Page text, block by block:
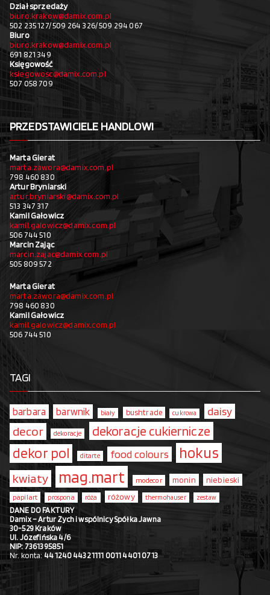
Dział sprzedaży
biuro.krakow@damix.com.pl
502 235 127/ 509 264 326/ 509 294 067
Biuro
biuro.krakow@damix.com.pl
691 821 349
Księgowość
ksiegowosc@damix.com.pl
507 058 709
PRZEDSTAWICIELE HANDLOWI
Marta Gierat
marta.zawora@damix.com.pl
798 460 830
Artur Bryniarski
artur.bryniarski@damix.com.pl
513 347 317
Kamil Gałowicz
kamil.galowicz@damix.com.pl
506 744 510
Marcin Zając
marcin.zajac@damix.com.pl
505 809 572
Marta Gierat
marta.zawora@damix.com.pl
798 460 830
Kamil Gałowicz
kamil.galowicz@damix.com.pl
506 744 510
TAGI
barbara barwnik biały bushtrade cukrowa daisy
decor dekoracje dekoracje cukiernicze
dekor pol ditarte food colours hokus
kwiaty mag.mart modecor monin niebieski
papilart prospona róża różowy thermohauser zestaw
DANE DO FAKTURY
Damix – Artur Zych i wspólnicy Spółka Jawna
30-529 Kraków
Ul. Józefińska 4/6
NIP: 7361395851
Nr. konta: 44 1240 4432 1111 0011 4401 0713